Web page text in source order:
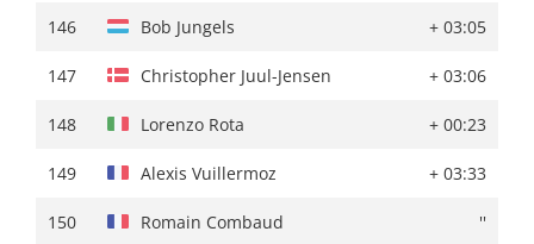
146 Bob Jungels + 03:05
147 Christopher Juul-Jensen + 03:06
148 Lorenzo Rota + 00:23
149 Alexis Vuillermoz + 03:33
150 Romain Combaud ''
146 Bauke Mollema + 04:13
147 Jonathan Castroviejo + 04:15
148 Oscar Onley + 04:16
149 Christopher Juul-Jensen + 04:17
150 Enzo Leijnse + 04:19